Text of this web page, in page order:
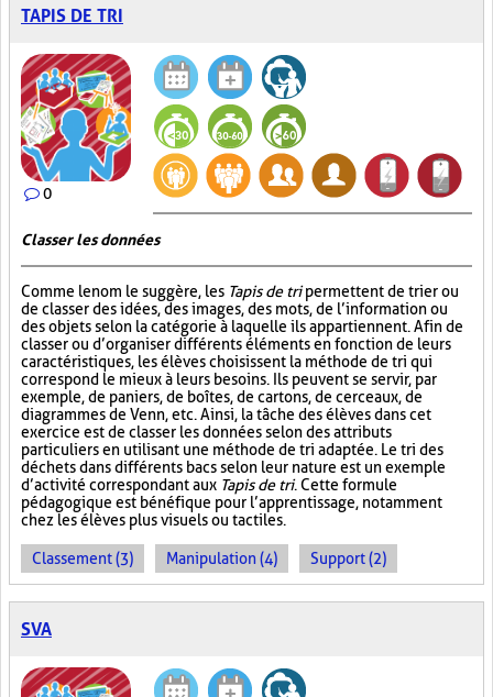
TAPIS DE TRI
0
Classer les données
Comme le nom le suggère, les Tapis de tripermettent de trier ou
de classer des idées, des images, des mots, de l’information ou
des objets selon la catégorie à laquelle ils appartiennent. Afin de
classer ou d’organiser différents éléments en fonction de leurs
caractéristiques, les élèves choisissent la méthode de tri qui
correspond le mieux à leurs besoins. Ils peuvent se servir, par
exemple, de paniers, de boîtes, de cartons, de cerceaux, de
diagrammes de Venn, etc. Ainsi, la tâche des élèves dans cet
exercice est de classer les données selon des attributs
particuliers en utilisant une méthode de tri adaptée. Le tri des
déchets dans différents bacs selon leur nature est un exemple
d’activité correspondant aux Tapis de tri. Cette formule
pédagogique est bénéfique pour l’apprentissage, notamment
chez les élèves plus visuels ou tactiles.
Classement (3) Manipulation (4) Support (2)
SVA